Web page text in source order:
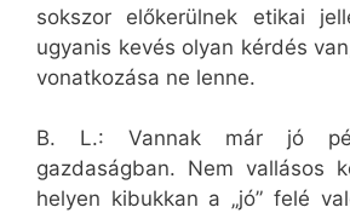
sokszor előkerülnek etikai
ugyanis kevés olyan kérdés
vonatkozása ne lenne.
B. L.: Vannak már jó
gazdaságban. Nem vallásos
helyen kibukkan a „jó” felé